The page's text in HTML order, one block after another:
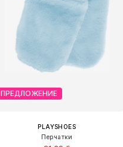
ПРЕДЛОЖЕНИЕ
PLAYSHOES
Перчатки